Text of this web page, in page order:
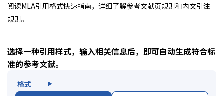
阅读MLA引用格式快速指南，详细了解参考文献页规则和内文引注
规则。
选择一种引用样式，输入相关信息后，即可自动生成符合标
准的参考文献。
格式